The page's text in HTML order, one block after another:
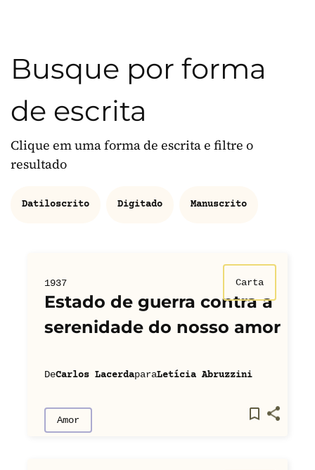
Busque por forma
de escrita
Clique em uma forma de escrita e filtre o
resultado
Datiloscrito Digitado Manuscrito
1937 Carta
Estado de guerra contra a
serenidade do nosso amor
DeCarlos LacerdaparaLetícia Abruzzini
Amor